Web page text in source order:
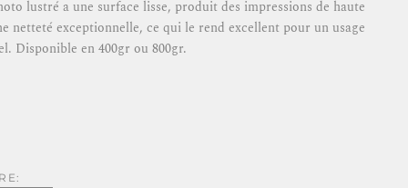
lustré a une surface lisse, produit des impressions de haute
netteté exceptionnelle, ce qui le rend excellent pour un usage
Disponible en 400gr ou 800gr.